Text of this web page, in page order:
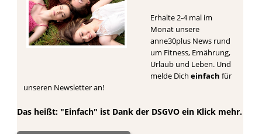
Erhalte 2-4 mal im
Monat unsere
anne30plus News rund
um Fitness, Ernährung,
Urlaub und Leben. Und
melde Dicheinfach für
unseren Newsletter an!
Das heißt: "Einfach" ist Dank der DSGVO ein Klick mehr.